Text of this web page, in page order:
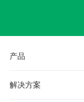
产品
解决方案